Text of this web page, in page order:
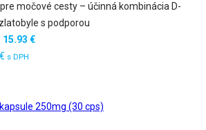
močové cesty – účinná kombinácia D-
s podporou
15.93 €
€ s DPH